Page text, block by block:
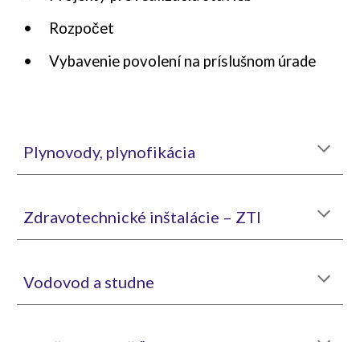
•
Rozpočet
•
Vybavenie povolení na príslušnom úrade
Plynovody, plynofikácia
Zdravotechnické inštalácie – ZTI
Vodovod​ a studne